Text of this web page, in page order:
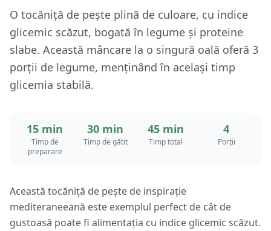
O tocăniță de pește plină de culoare, cu indice
glicemic scăzut, bogată în legume și proteine
slabe. Această mâncare la o singură oală oferă 3
porții de legume, menținând în același timp
glicemia stabilă.
15 min
Timp de
preparare
30 min
Timp de gătit
45 min
Timp total
4
Porții
Această tocăniță de pește de inspirație
mediteraneeană este exemplul perfect de cât de
gustoasă poate fi alimentația cu indice glicemic scăzut.